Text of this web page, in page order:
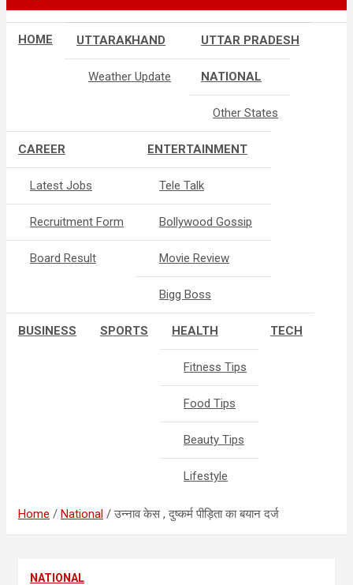
HOME UTTARAKHAND
Weather Update
UTTAR PRADESH
NATIONAL
Other States
CAREER
Latest Jobs
Recruitment Form
Board Result
ENTERTAINMENT
Tele Talk
Bollywood Gossip
Movie Review
Bigg Boss
BUSINESS SPORTS HEALTH
Fitness Tips
Food Tips
Beauty Tips
Lifestyle
TECH
Home National उन्नाव केस , दुष्कर्म पीड़िता का बयान दर्ज
NATIONAL